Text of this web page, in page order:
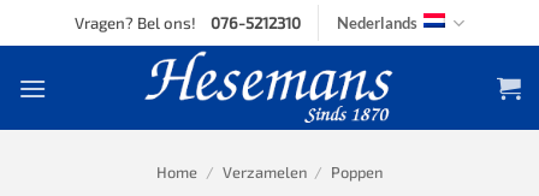
to
Vragen? Bel ons! 076-5212310 Nederlands
Home / Verzamelen / Poppen